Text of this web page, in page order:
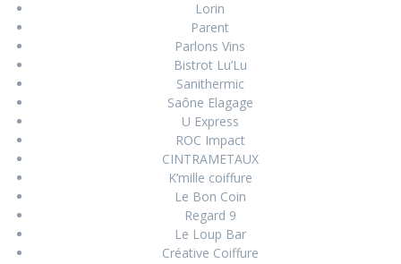
Lorin
Parent
Parlons Vins
Bistrot Lu’Lu
Sanithermic
Saône Elagage
U Express
ROC Impact
CINTRAMETAUX
K’mille coiffure
Le Bon Coin
Regard 9
Le Loup Bar
Créative Coiffure